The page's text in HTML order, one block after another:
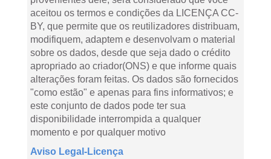
aceitou os termos e condições da LICENÇA CC-
BY, que permite que os reutilizadores distribuam,
modifiquem, adaptem e desenvolvam o material
sobre os dados, desde que seja dado o crédito
apropriado ao criador(ONS) e que informe quais
alterações foram feitas. Os dados são fornecidos
"como estão" e apenas para fins informativos; e
este conjunto de dados pode ter sua
disponibilidade interrompida a qualquer
momento e por qualquer motivo
Aviso Legal-Licença